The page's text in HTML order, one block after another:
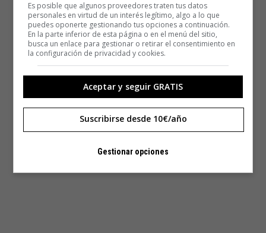
Es posible que algunos proveedores traten tus datos
personales en virtud de un interés legítimo, algo a lo que
puedes oponerte gestionando tus opciones a continuación.
En la parte inferior de esta página o en el menú del sitio,
busca un enlace para gestionar o retirar el consentimiento en
la configuración de privacidad y cookies.
Aceptar y seguir GRATIS
Suscribirse desde 10€/año
Gestionar opciones